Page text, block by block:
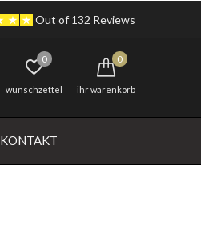
KONTAKT
wunschzettel
0
ihr warenkorb
0
Out of 132 Reviews